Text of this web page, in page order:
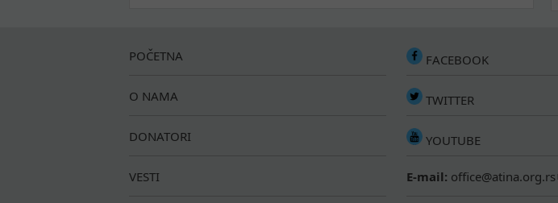
POČETNA
O NAMA
DONATORI
VESTI
FACEBOOK
TWITTER
YOUTUBE
E-mail: office@atina.org.rs